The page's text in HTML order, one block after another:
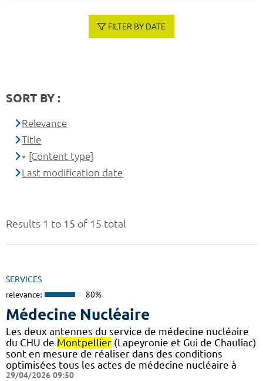
Results 1 to 15 of 15 total
SERVICES
relevance: 80%
Médecine Nucléaire
Les deux antennes du service de médecine nucléaire
du CHU de Montpellier (Lapeyronie et Gui de Chauliac)
sont en mesure de réaliser dans des conditions
optimisées tous les actes de médecine nucléaire à
29/04/2026 09:50
FILTER BY DATE
SORT BY :
Relevance
Title
[Content type]
Last modification date